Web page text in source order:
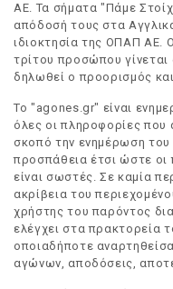
ΑΕ. Τα σήματα "Πάμε
απόδοσή τους στα
ιδιοκτησία της ΟΠΑΠ ΑΕ.
τρίτου προσώπου γίνεται
δηλωθεί ο προορισμός
Το "agones.gr" είναι
όλες οι πληροφορίες που
σκοπό την ενημέρωση
προσπάθεια έτσι ώστε οι
είναι σωστές. Σε καμία
ακρίβεια του
χρήστης του παρόντος
ελέγχει στα πρακτορεία
οποιαδήποτε
αγώνων, αποδόσεις,